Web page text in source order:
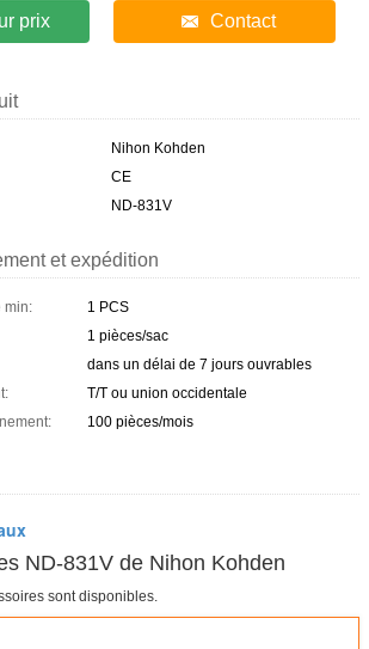
prix Contact
Nihon Kohden
CE
ND-831V
et expédition
min:
1 PCS
1 pièces/sac
dans un délai de 7 jours ouvrables
T/T ou union occidentale
100 pièces/mois
ND-831V de Nihon Kohden
sont disponibles.